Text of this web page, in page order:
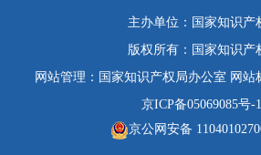
主办单位：国家知识产
版权所有：国家知识产
网站管理：国家知识产权局办公室 网站
京ICP备05069085号-
京公网安备